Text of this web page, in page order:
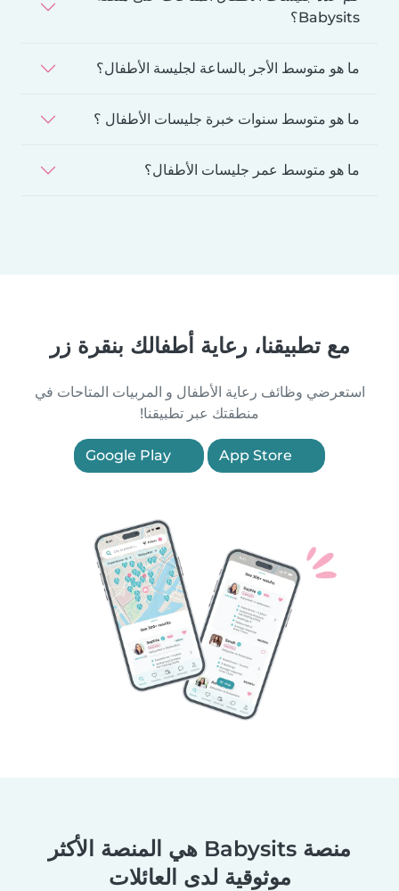
Babysits؟
ما هو متوسط الأجر بالساعة لجليسة الأطفال؟
ما هو متوسط سنوات خبرة جليسات الأطفال ؟
ما هو متوسط عمر جليسات الأطفال؟
مع تطبيقنا، رعاية أطفالك بنقرة زر
استعرضي وظائف رعاية الأطفال و المربيات المتاحات في
منطقتك عبر تطبيقنا!
منصة Babysits هي المنصة الأكثر
موثوقية لدى العائلات